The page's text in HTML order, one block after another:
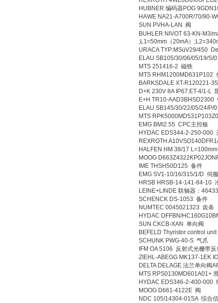
HUBNER 编码器POG
HAWE NA21-A700R/70/90-
SUN PVHA-LAN 阀
BUHLER NIVOT 63-KN-M3/
;L1=50mm（20mA）
URACA TYP:MSüV29/450
ELAU SB105/30/06/05/19/S/
MTS 251416-2 磁铁
MTS RHM1200MD631P102
BARKSDALE XT-R120221-
D+K 230V 8A IP67.ET-4/1-L
E+H TR10-AAD3BHSD2300
ELAU SB145/30/22/05/24/P/
MTS
EMG BMI2.55 CPC主控板
HYDAC EDS344-2-250-000
REXROTH
HALFEN HM 38/17
MOOG
IME THSH50D125 备件
EMG SV1-10/16/315/1/D 伺
HRSB HRSB-14-141-84-10
LEINE+LINDE 联轴器：
SCHENCK DS-1053 备件
NUMTEC 0045021323 齿条
HYDAC DFFBN/
SUN CKCB-XAN 单向阀
BEFELD Thyristor control
SCHUNK PWG-40-S 气爪
IFM OA 5106 反射式光栅带
ZIEHL-ABEGG MK137-
DELTA DELAGE 法兰单向阀
MTS RPS0130MD601A01+
HYDAC EDS346-2-400-000
MOOG D661-4122E 阀
NDC 105/14304-01SA 综合